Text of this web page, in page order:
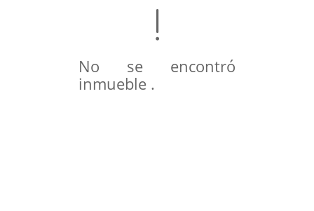
No se encontró
inmueble .